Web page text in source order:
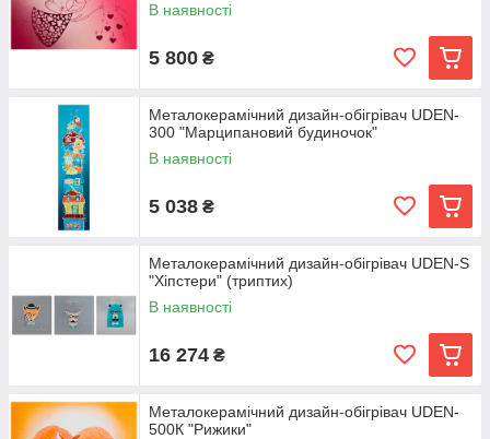
В наявності
5 800 ₴
Металокерамічний дизайн-обігрівач UDEN-
300 "Марципановий будиночок"
В наявності
5 038 ₴
Металокерамічний дизайн-обігрівач UDEN-S
"Хіпстери" (триптих)
В наявності
16 274 ₴
Металокерамічний дизайн-обігрівач UDEN-
500К "Рижики"